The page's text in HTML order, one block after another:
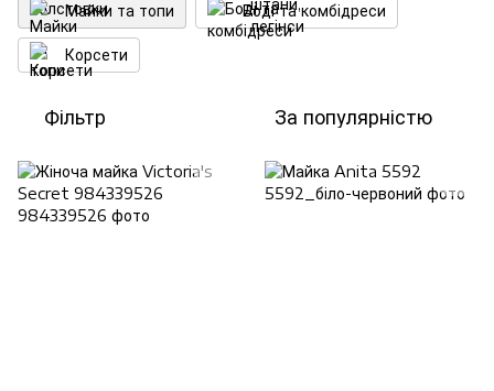
Майки та топи Боді та комбідреси
Корсети
Фільтр За популярністю